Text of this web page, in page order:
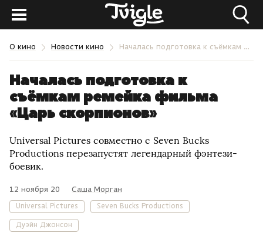
О кино Новости кино Началась подготовка к съёмкам ремейка фильма «Царь скорпионов»
Началась подготовка к
съёмкам ремейка фильма
«Царь скорпионов»
Universal Pictures совместно с Seven Bucks
Productions перезапустят легендарный фэнтези-
боевик.
12 ноября 20 Саша Морган
Universal Pictures Seven Bucks Productions
Дуэйн Джонсон